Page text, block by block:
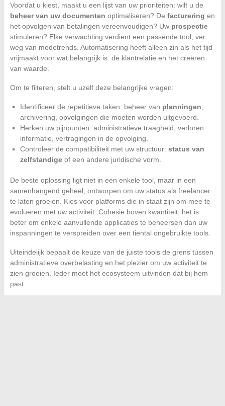
Voordat u kiest, maakt u een lijst van uw prioriteiten: wilt u de
beheer van uw documenten optimaliseren? De facturering en
het opvolgen van betalingen vereenvoudigen? Uw prospectie
stimuleren? Elke verwachting verdient een passende tool, ver
weg van modetrends. Automatisering heeft alleen zin als het tijd
vrijmaakt voor wat belangrijk is: de klantrelatie en het creëren
van waarde.
Om te filteren, stelt u uzelf deze belangrijke vragen:
Identificeer de repetitieve taken: beheer van planningen
archivering, opvolgingen die moeten worden uitgevoerd.
Herken uw pijnpunten: administratieve traagheid, verloren
informatie, vertragingen in de opvolging.
Controleer de compatibiliteit met uw structuur: status van
zelfstandigeof een andere juridische vorm.
De beste oplossing ligt niet in een enkele tool, maar in een
samenhangend geheel, ontworpen om uw status als freelancer
te laten groeien. Kies voor platforms die in staat zijn om mee te
evolueren met uw activiteit. Cohesie boven kwantiteit: het is
beter om enkele aanvullende applicaties te beheersen dan uw
inspanningen te verspreiden over een tiental ongebruikte tools.
Uiteindelijk bepaalt de keuze van de juiste tools de grens tussen
administratieve overbelasting en het plezier om uw activiteit te
zien groeien. Ieder moet het ecosysteem uitvinden dat bij hem
past.